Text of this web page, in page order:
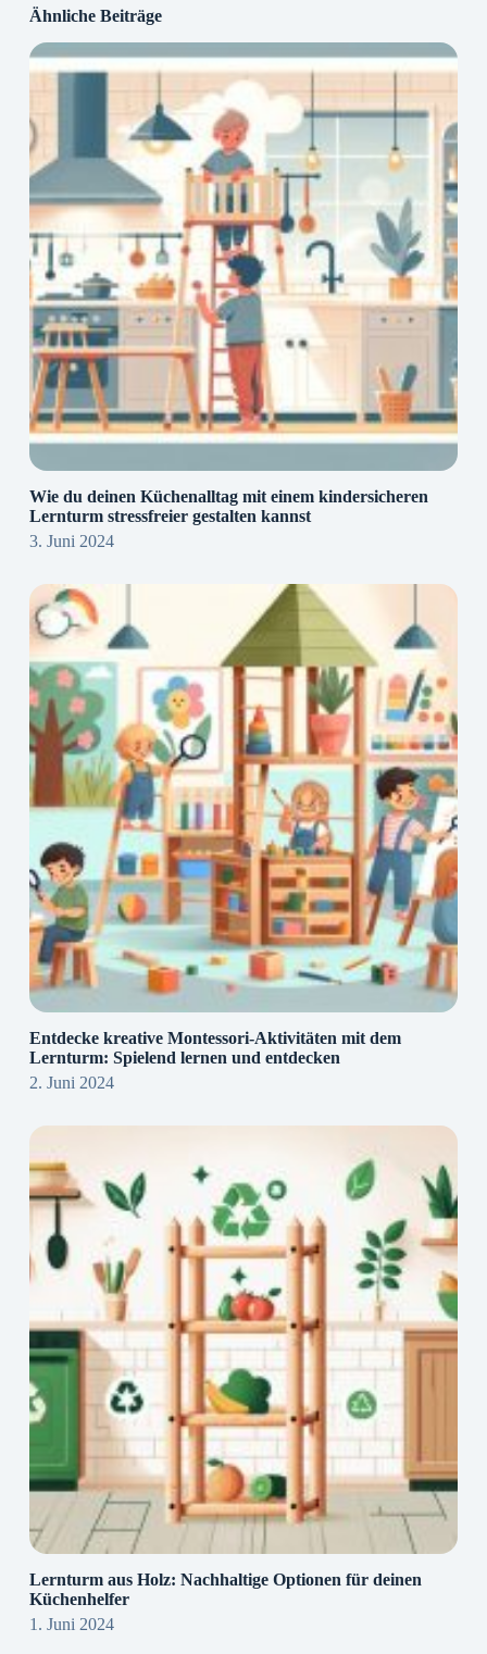
Ähnliche Beiträge
Wie du deinen Küchenalltag mit einem kindersicheren
Lernturm stressfreier gestalten kannst
3. Juni 2024
Entdecke kreative Montessori-Aktivitäten mit dem
Lernturm: Spielend lernen und entdecken
2. Juni 2024
Lernturm aus Holz: Nachhaltige Optionen für deinen
Küchenhelfer
1. Juni 2024